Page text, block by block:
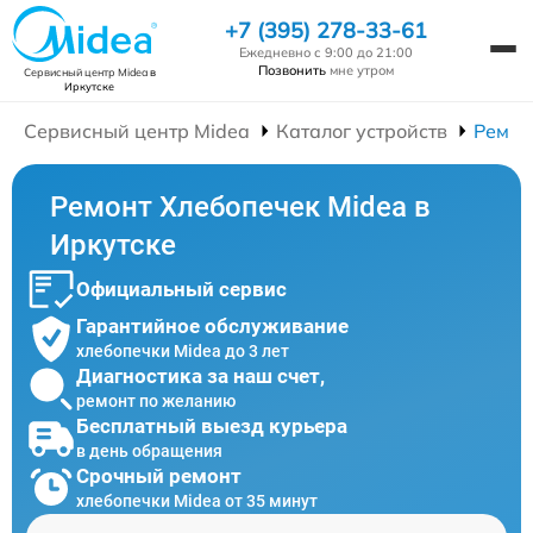
Сервисный центр Mideaв
Иркутске
+7 (395) 278-33-61
Ежедневно с 9:00 до 21:00
Позвонить мне утром
Сервисный центр Midea Каталог устройств
Ремонт Хлебопечек Midea в
Иркутске
Официальный сервис
Гарантийное обслуживание
хлебопечки Midea до 3 лет
Диагностика за наш счет,
ремонт по желанию
Бесплатный выезд курьера
в день обращения
Срочный ремонт
хлебопечки Midea от 35 минут